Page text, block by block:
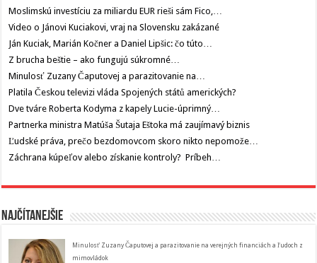
Moslimskú investíciu za miliardu EUR rieši sám Fico,…
Video o Jánovi Kuciakovi, vraj na Slovensku zakázané
Ján Kuciak, Marián Kočner a Daniel Lipšic: čo túto…
Z brucha beštie – ako fungujú súkromné…
Minulosť Zuzany Čaputovej a parazitovanie na…
Platila Českou televizi vláda Spojených států amerických?
Dve tváre Roberta Kodyma z kapely Lucie-úprimný…
Partnerka ministra Matúša Šutaja Eštoka má zaujímavý biznis
Ľudské práva, prečo bezdomovcom skoro nikto nepomože…
Záchrana kúpeľov alebo získanie kontroly? Príbeh…
Najčítanejšie
Minulosť Zuzany Čaputovej a parazitovanie na verejných financiách a ľudoch z
mimovládok